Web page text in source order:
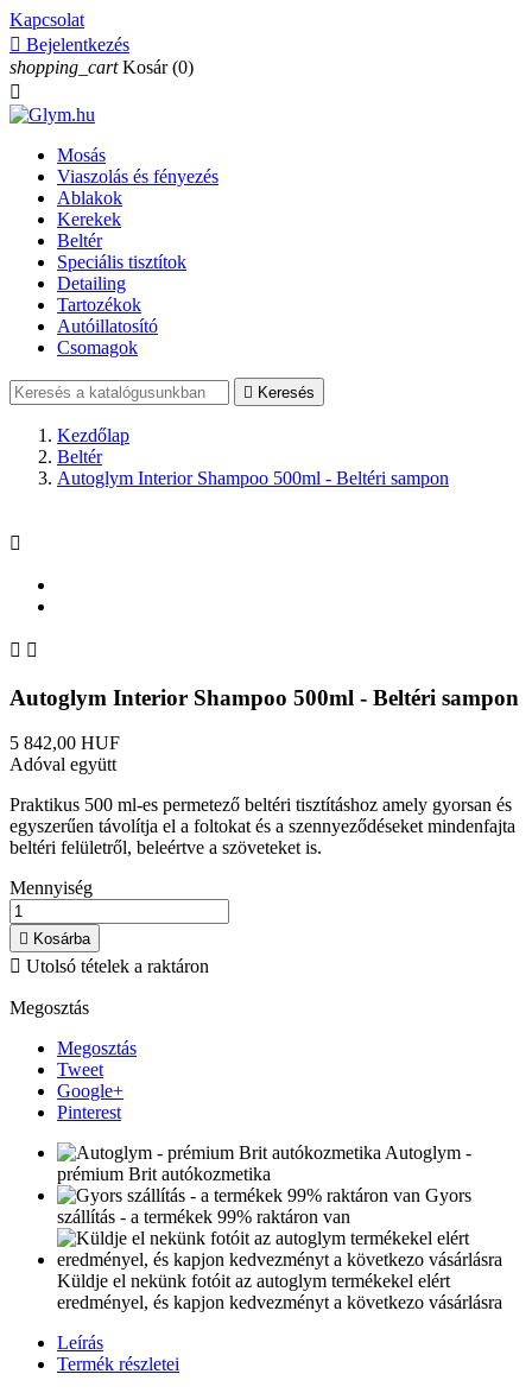
Kapcsolat
 Bejelentkezés
shopping_cart Kosár (0)

Mosás
Viaszolás és fényezés
Ablakok
Kerekek
Beltér
Speciális tisztítok
Detailing
Tartozékok
Autóillatosító
Csomagok
 Keresés
Kezdőlap
Beltér
Autoglym Interior Shampoo 500ml - Beltéri sampon

 
Autoglym Interior Shampoo 500ml - Beltéri sampon
5 842,00 HUF
Adóval együtt
Praktikus 500 ml-es permetező beltéri tisztításhoz amely gyorsan és
egyszerűen távolítja el a foltokat és a szennyeződéseket mindenfajta
beltéri felületről, beleértve a szöveteket is.
Mennyiség
 Kosárba
 Utolsó tételek a raktáron
Megosztás
Megosztás
Tweet
Google+
Pinterest
Autoglym -
prémium Brit autókozmetika
Gyors
szállítás - a termékek 99% raktáron van
Küldje el nekünk fotóit az autoglym termékekel elért
eredményel, és kapjon kedvezményt a következo vásárlásra
Leírás
Termék részletei